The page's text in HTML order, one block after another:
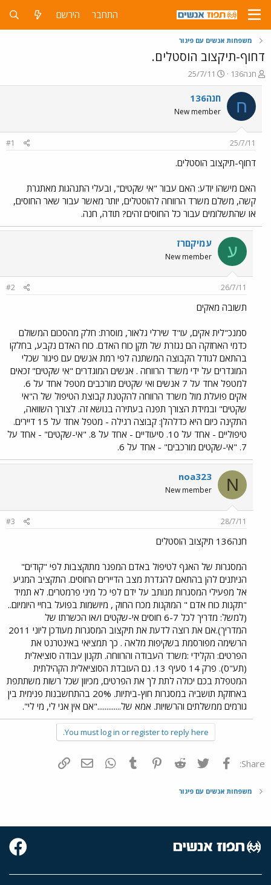
התחבר הירשם
משפחות אנשים עם פיגור
דחוף-תיקצוב הוסטלים.
פ
ו
ת
ח
ה
ש
א
חנה136
פ
ו
ר
ם
ר
25/7/11
ח חנה136
New member
25/7/11
#1
דחוף-תיקצוב הוסטלים.
האם מישהו יודע: האם עבור "אי שקטים", ובעלי התנהגות מאתגרת
קשה, משלם משרד הרווחה להוסטלים, יותר מאשר עבור שאר החוסים,
או שהתשלומים עבור כל החוסים זהים? תודה, חנה.
ע עמיקםרז
New member
26/7/11
#2
תשובה מאקים
סמנכ"לית אקים, עו"ד שירלי גלאור, מוסרת: חלק מהסכום המשולם
כדמי האחזקה הם נגזרת של תקן כוח האדם. כוח האדם נקבע, בחלקו
בהתאם לגודל הקבוצה המשתנה לפי רמת אנשים עם פיגור שכלי
המוגדרים על ידי משרד הרווחה . אנשים המוגדרים "אי שקטים" זכאים
למטפל אחד על 7 אנשים ואי שקטים מורכבים מטפל אחד על 6.
אקים פועלת מול משרד הרווחה להקטנת קבוצת הטיפול של ה"אי
שקטים" ובמידת הצורך תפנה בעתירה בנושא זה. לצורך השוואה,
התקינה כיום היא כדלהלן: קבוצה רגילה - מטפל אחד על 15 דיירים.
טיפוליים - אחד על 10. סיעודיים - אחד על 8. "אי-שקטים" - אחד על
7. "אי-שקטים מורכבים" - אחד על 6.
N
noa323
New member
28/7/11
#3
חנה136 תיקצוב הוסטלים
המסגרות של האגף לטיפול באדם המפגר מתוקצבות לפי "קודים"
הניתנים להן בהתאם להגדרת מצב הדיירים החוסים. התקציב המגיע
אל מפעילי המסגרות מנותב על ידם לפי כל מיני פרמטרים. לא תמיד
"תקנות כוח אדם " המוקנות מכח החוק , מיושמות בפועל בחיי היומיום..
(למשל: מדריך לכל 6-7 חוסים אי-שקטים ו/או הכשרתו של
המדריך).אם את רוצה לדעת את תיקצוב המסגרות מעודכן ליוני 2011
הרשימה מפורסמת בשקיפות מלאה . כך תמציאי באינטרנט את
הפרטים: הקלידי :משרד העבודה והרווחה. תקנון עבודה סוציאלית
(תע"ס). פרק 14 סעיף 13. גם העובדת הסוציאלית הקהילתית
המטפלת בכם יכולה לתת לך את הפרטים, מכיוון שכל רשות משתתפת
באחזקת תושביה במסגרות חוץ-ביתיות. 20% בהתחשבנות פנימית בין
גורמים ממשלתים והרשויות. אמא של............."אם אין אני לי, מי לי".
You must log in or register to reply here.
Share: פייסבוק Twitter
Reddit
Pinterest
Tumblr
WhatsAppדואר אלקטרוני
משפחות אנשים עם פיגור